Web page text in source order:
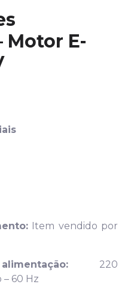
Motor E-
Item vendido por
220
– 60 Hz